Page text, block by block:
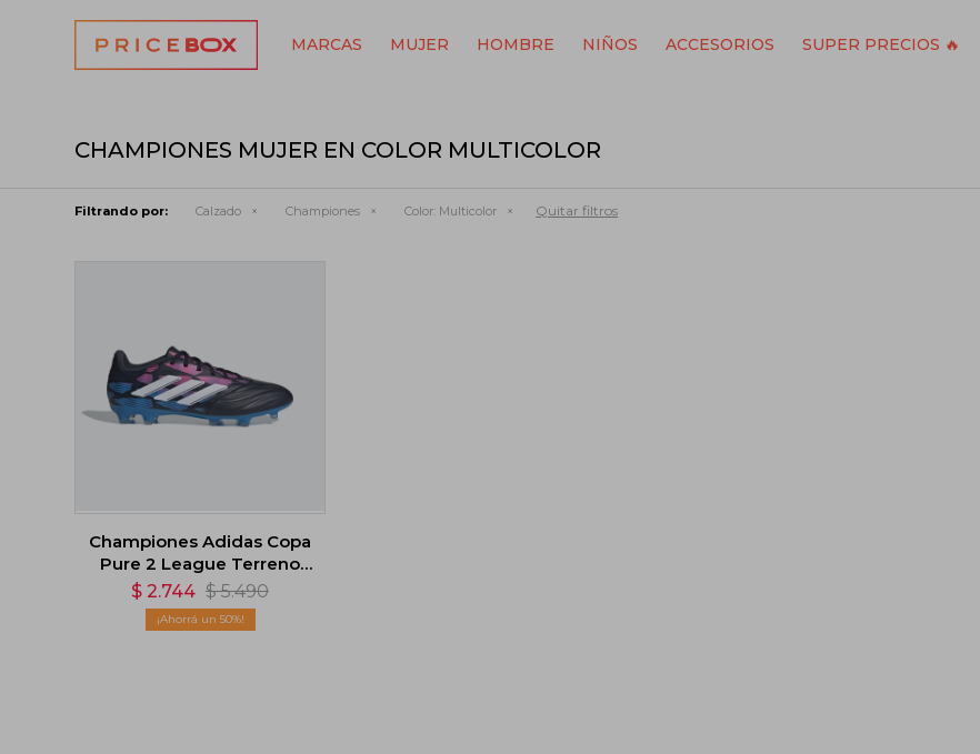
MARCAS MUJER HOMBRE NIÑOS ACCESORIOS SUPER PRECIOS 🔥
CHAMPIONES MUJER EN COLOR MULTICOLOR
Filtrando por: Calzado Championes Color: Multicolor Quitar filtros
Championes Adidas Copa
Pure 2 League Terreno
Firme - Multicolor
$ 2.744 $ 5.490
50